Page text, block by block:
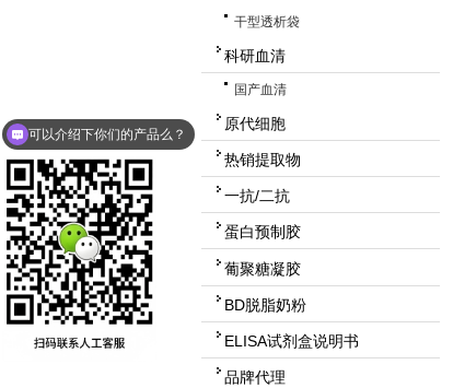
干型透析袋
科研血清
国产血清
原代细胞
热销提取物
一抗/二抗
蛋白预制胶
葡聚糖凝胶
BD脱脂奶粉
ELISA试剂盒说明书
品牌代理
可以介绍下你们的产品么？